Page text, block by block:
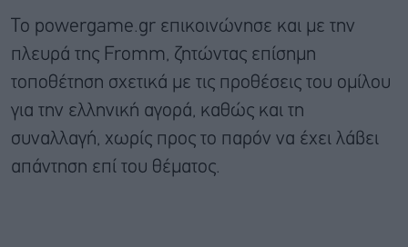
Το powergame.gr επικοινώνησε και με την
πλευρά της Fromm, ζητώντας επίσημη
τοποθέτηση σχετικά με τις προθέσεις του ομίλου
για την ελληνική αγορά, καθώς και τη
συναλλαγή, χωρίς προς το παρόν να έχει λάβει
απάντηση επί του θέματος.